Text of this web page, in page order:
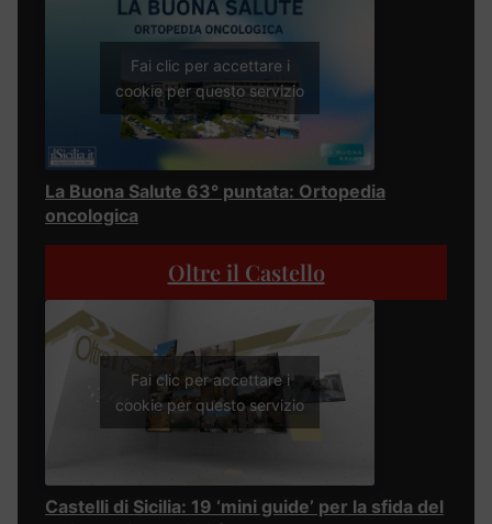
Fai clic per accettare i
cookie per questo servizio
La Buona Salute 63° puntata: Ortopedia
oncologica
Oltre il Castello
Fai clic per accettare i
cookie per questo servizio
Castelli di Sicilia: 19 ‘mini guide’ per la sfida del